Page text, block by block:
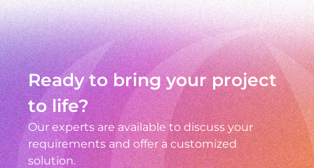
Ready to bring your project
to life?
Our experts are available to discuss your
requirements and offer a customized
solution.